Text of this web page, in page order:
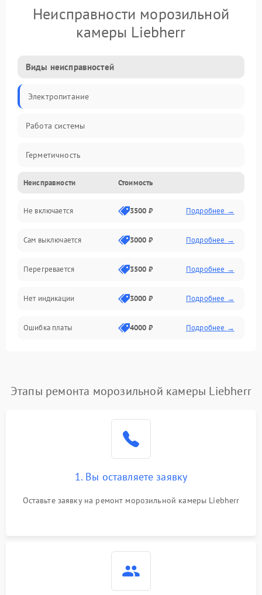
Неисправности морозильной
камеры Liebherr
Виды неисправностей
Электропитание
Работа системы
Герметичность
Механика
Неисправности Стоимость
Не включается 3500 ₽ Подробнее →
Сам выключается 3000 ₽ Подробнее →
Перегревается 3500 ₽ Подробнее →
Нет индикации 3000 ₽ Подробнее →
Ошибка платы 4000 ₽ Подробнее →
Этапы ремонта морозильной камеры Liebherr
1. Вы оставляете заявку
Оставьте заявку на ремонт морозильной камеры Liebherr